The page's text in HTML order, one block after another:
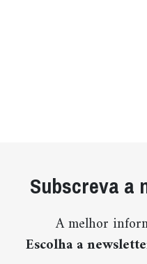
Subscreva a
A melhor
Escolha a